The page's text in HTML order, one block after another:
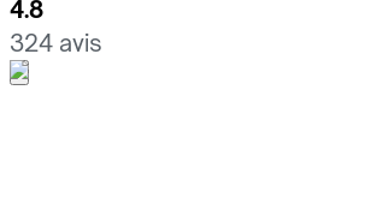
4.8
324 avis